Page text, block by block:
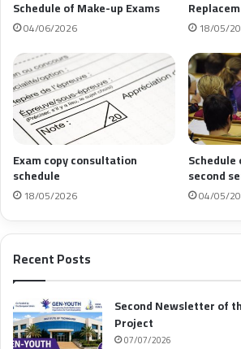
Schedule of Make-up Exams
04/06/2026 18/05/
Exam copy consultation
schedule
18/05/2026
second
04/05/
Recent Posts
Second Newsletter of
Project
07/07/2026